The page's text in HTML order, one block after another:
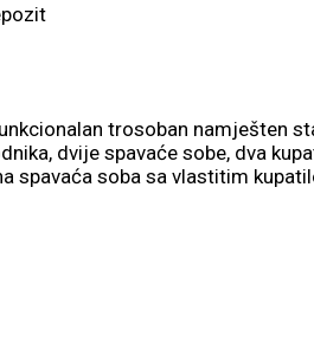
trosoban namješten
dvije spavaće sobe, dva
spavaća soba sa vlastitim